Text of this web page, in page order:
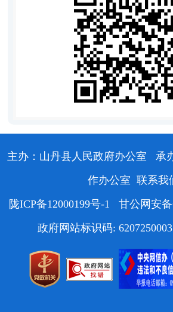
主办：山丹县人民政府办公室
承
作办公室 联系我
陇ICP备12000199号-1
甘公网安备
政府网站标识码: 6207250003